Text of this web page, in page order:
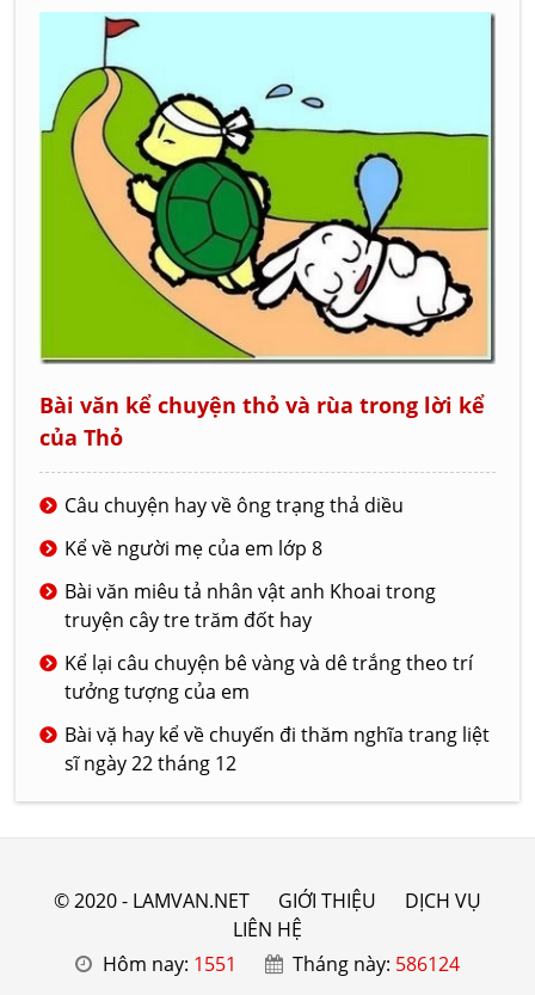
Bài văn kể chuyện thỏ và rùa trong lời kể
của Thỏ
Câu chuyện hay về ông trạng thả diều
Kể về người mẹ của em lớp 8
Bài văn miêu tả nhân vật anh Khoai trong
truyện cây tre trăm đốt hay
Kể lại câu chuyện bê vàng và dê trắng theo trí
tưởng tượng của em
Bài vặ hay kể về chuyến đi thăm nghĩa trang liệt
sĩ ngày 22 tháng 12
© 2020 - LAMVAN.NET GIỚI THIỆU
DỊCH VỤ
LIÊN HỆ
Hôm nay: 1551 Tháng này: 586124